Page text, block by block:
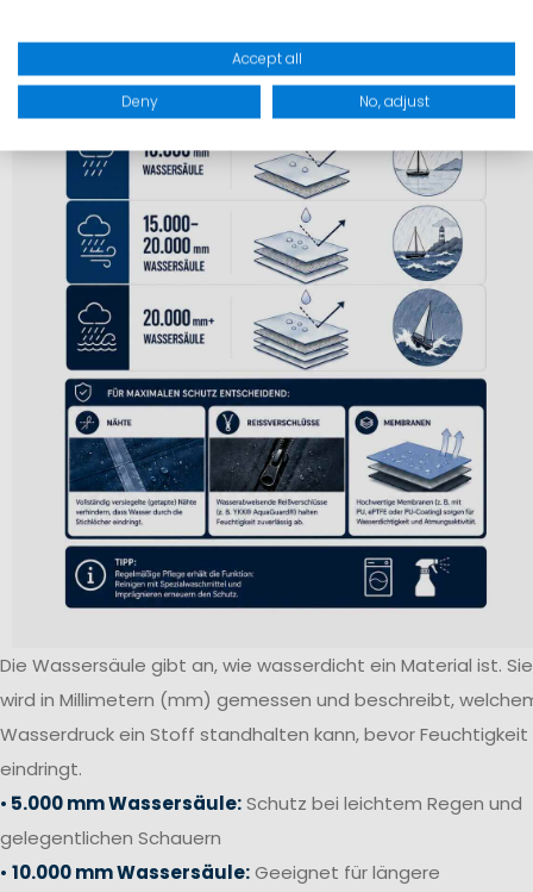
Die Wassersäule gibt an, wie wasserdicht ein Material ist. Sie
wird in Millimetern (mm) gemessen und beschreibt,
Wasserdruck ein Stoff standhalten kann, bevor Feuchtigkeit
eindringt.
• 5.000 mm Wassersäule:Schutz bei leichtem Regen und
gelegentlichen Schauern
• 10.000 mm Wassersäule:Geeignet für längere
Accept all
Deny No, adjust